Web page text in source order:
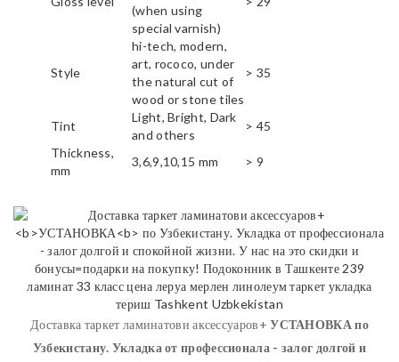
(when using
special varnish)
Style
hi-tech, modern,
art, rococo, under
the natural cut of
wood or stone tiles
> 35
Tint
Light, Bright, Dark
and others
> 45
Thickness,
mm
3,6,9,10,15 mm > 9
Доставка таркет ламинатови аксессуаров+УСТАНОВКАпо
Узбекистану. Укладка от профессионала - залог долгой и